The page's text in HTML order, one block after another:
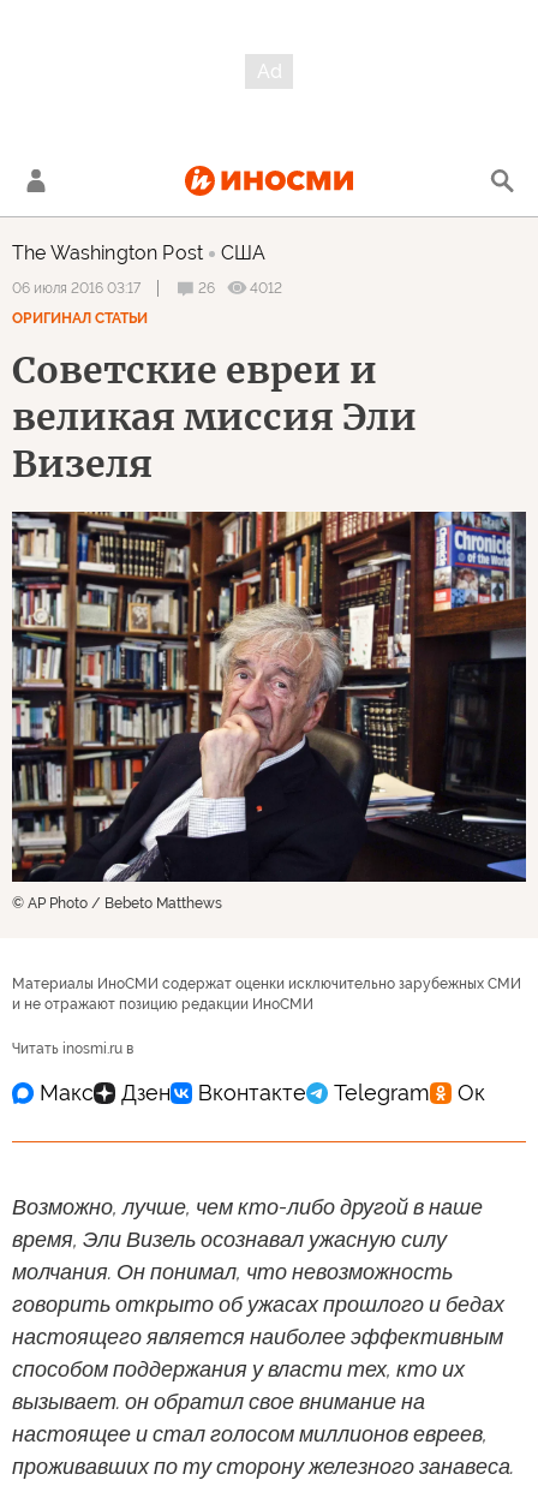
The Washington Post США
06 июля 2016 03:17 26
4012
ОРИГИНАЛ СТАТЬИ
Советские евреи и
великая миссия Эли
Визеля
© AP Photo / Bebeto Matthews
Материалы ИноСМИ содержат оценки исключительно зарубежных СМИ
и не отражают позицию редакции ИноСМИ
Читать inosmi.ru в
Возможно, лучше, чем кто-либо другой в наше
время, Эли Визель осознавал ужасную силу
молчания. Он понимал, что невозможность
говорить открыто об ужасах прошлого и бедах
настоящего является наиболее эффективным
способом поддержания у власти тех, кто их
вызывает. он обратил свое внимание на
настоящее и стал голосом миллионов евреев,
проживавших по ту сторону железного занавеса.